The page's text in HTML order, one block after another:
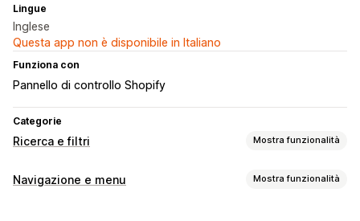
Lingue
Inglese
Questa app non è disponibile in Italiano
Funziona con
Pannello di controllo Shopify
Categorie
Ricerca e filtri Mostra funzionalità
Funzionalità di ricerca
Navigazione e menu Mostra funzionalità